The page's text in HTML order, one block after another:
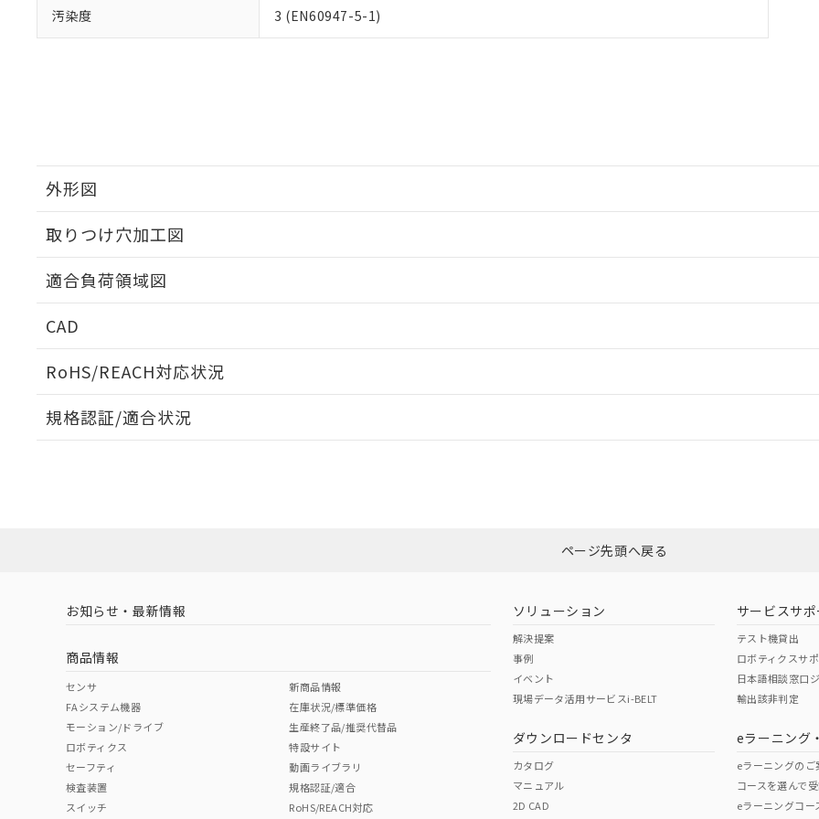
汚染度 3 (EN60947-5-1)
外形図
取りつけ穴加工図
適合負荷領域図
CAD
RoHS/REACH対応状況
EU RoHS 注意事項・凡例
ダウンロードはこちら
中国 RoHS 注意事項・凡例
中国 RoHS表
Pb Hg Cr(VI)
規格認証/適合状況
（イギリス
（ノルウェー
（日本
（アメリカ
この製品の規格認証/適合
その他の認証はこちらのページからご
ページ先頭へ戻る
お知らせ・最新情報
商品情報
センサ
FAシステム機器
モーション/ドライブ
ロボティクス
セーフティ
検査装置
スイッチ
新商品情報
在庫状況/標準価格
生産終了品/推奨代替品
特設サイト
動画ライブラリ
規格認証/適合
RoHS/REACH対応
ソリューション
解決提案
事例
イベント
現場データ活用サービスi-BELT
ダウンロードセンタ
カタログ
マニュアル
2D CAD
サービスサポ
テスト機貸出
ロボティクスサ
日本語相談窓口
輸出該非判定
eラーニング
eラーニングのご
コースを選んで
eラーニングコー